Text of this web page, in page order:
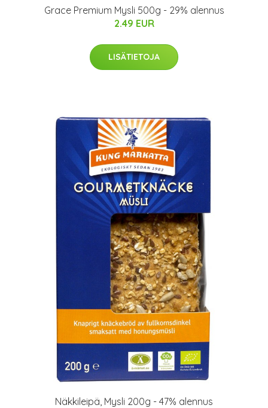
Grace Premium Mysli 500g - 29% alennus
2.49 EUR
LISÄTIETOJA
Näkkileipä, Mysli 200g - 47% alennus